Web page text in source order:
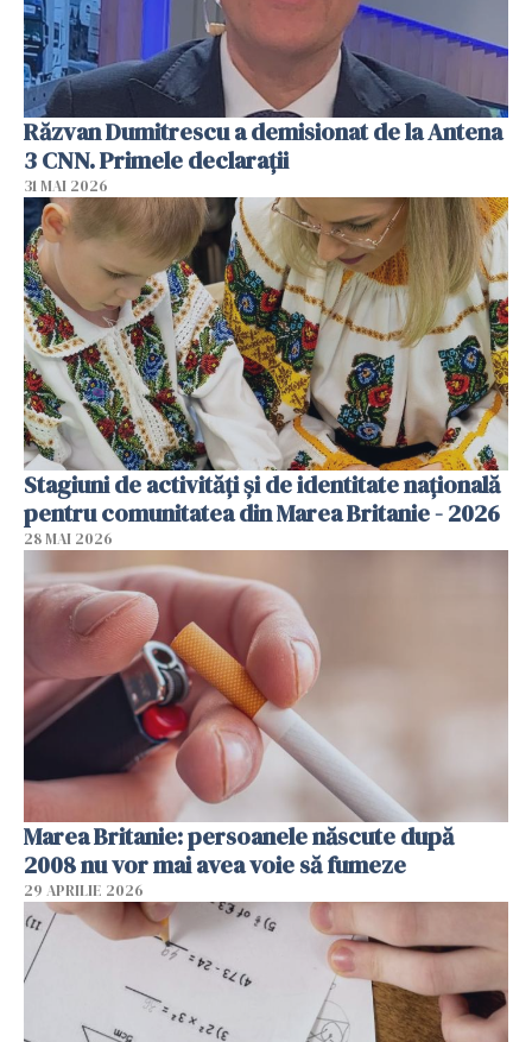
Răzvan Dumitrescu a demisionat de la Antena
3 CNN. Primele declarații
31 MAI 2026
Stagiuni de activități și de identitate națională
pentru comunitatea din Marea Britanie - 2026
28 MAI 2026
Marea Britanie: persoanele născute după
2008 nu vor mai avea voie să fumeze
29 APRILIE 2026